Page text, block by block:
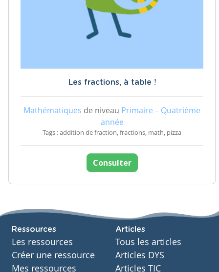
Les fractions, à table !
Mathématiques de niveau Primaire – Quatrième
année
Tags : addition de fraction, fractions, math, pizza
Consulter
Ressources
Les ressources
Créer une ressource
Mes ressources
Articles
Tous les articles
Articles DYS
Articles TIC